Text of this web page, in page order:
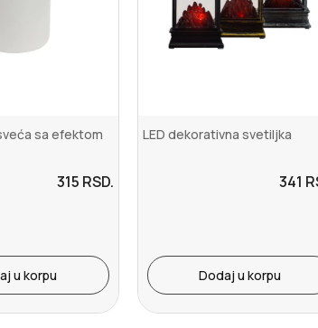
sa efektom
315 RSD.
u korpu
LED dekorativna svetiljka
341
Dodaj u korpu